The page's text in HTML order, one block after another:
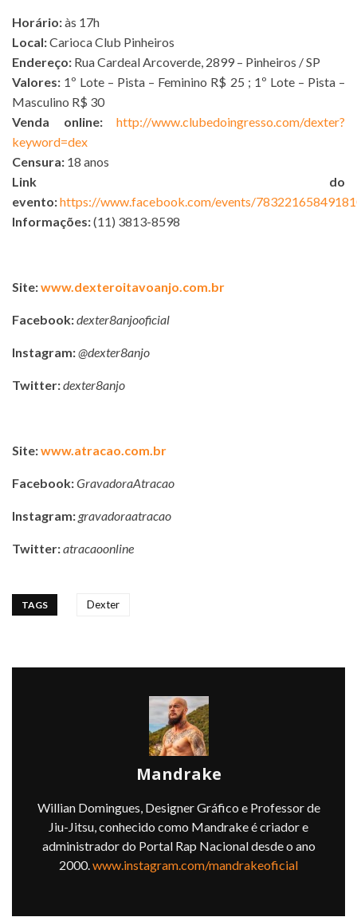
Horário:às 17h
Local:Carioca Club Pinheiros
Endereço: Rua Cardeal Arcoverde, 2899 – Pinheiros / SP
Valores: 1º Lote – Pista – Feminino R$ 25 ; 1º Lote – Pista –
Masculino R$ 30
Venda online:
http://www.clubedoingresso.com/dexter?
keyword=dex
Censura: 18 anos
Link do
evento:https://www.facebook.com/events/
Informações:(11) 3813-8598
Site:www.dexteroitavoanjo.com.br
Facebook:dexter8anjooficial
Instagram:@dexter8anjo
Twitter:dexter8anjo
Site:www.atracao.com.br
Facebook:GravadoraAtracao
Instagram: gravadoraatracao
Twitter:atracaoonline
TAGS Dexter
Mandrake
Willian Domingues, Designer Gráfico e Professor de
Jiu-Jitsu, conhecido como Mandrake é criador e
administrador do Portal Rap Nacional desde o ano
2000.www.instagram.com/mandrakeoficial